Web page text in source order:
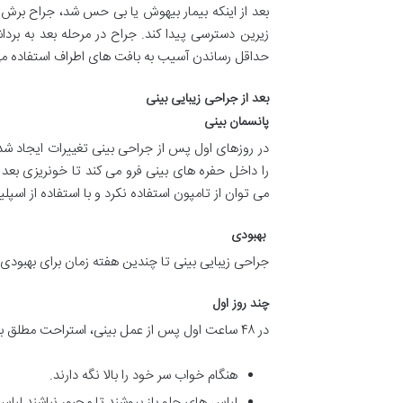
بعد از اینکه بیمار بیهوش یا بی حس شد، جراح
زیرین دسترسی پیدا کند. جراح در مرحله بعد
حداقل رساندن آسیب به بافت های اطراف
بعد از جراحی زیبایی بینی
پانسمان بینی
در روزهای اول پس از جراحی بینی تغییرات ایجاد
را داخل حفره های بینی فرو می کند تا خونریزی
می توان از تامپون استفاده نکرد و با استفاده از
بهبودی
جراحی زیبایی بینی تا چندین هفته زمان برای
چند روز اول
در ۴۸ ساعت اول پس از عمل بینی، استراحت مطلق بسیار اهمیت دارد؛ به طور خاص بیماران باید:
هنگام خواب سر خود را بالا نگه دارند.